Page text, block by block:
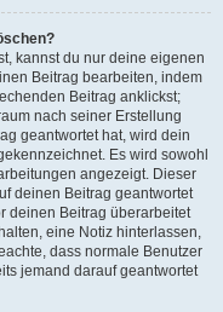
kannst du nur deine eigenen
Beitrag bearbeiten, indem
Beitrag anklickst;
nach seiner Erstellung
geantwortet hat, wird dein
Es wird sowohl
angezeigt. Dieser
deinen Beitrag geantwortet
deinen Beitrag überarbeitet
eine Notiz hinterlassen,
dass normale Benutzer
jemand darauf geantwortet